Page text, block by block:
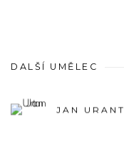
DALŠÍ UMĚLEC
JAN URANT